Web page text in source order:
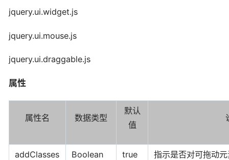
jquery.ui.widget.js
jquery.ui.mouse.js
jquery.ui.draggable.js
属性
属性名 数据类型
默认
值
addClasses Boolean true 指示是否对可拖动